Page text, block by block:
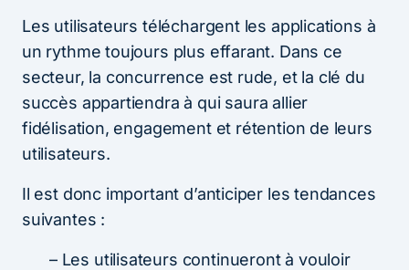
Les utilisateurs téléchargent les applications à
un rythme toujours plus effarant. Dans ce
secteur, la concurrence est rude, et la clé du
succès appartiendra à qui saura allier
fidélisation, engagement et rétention de leurs
utilisateurs.
Il est donc important d’anticiper les tendances
suivantes :
– Les utilisateurs continueront à vouloir